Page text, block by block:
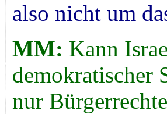
also nicht um
MM: Kann
demokratischer
nur